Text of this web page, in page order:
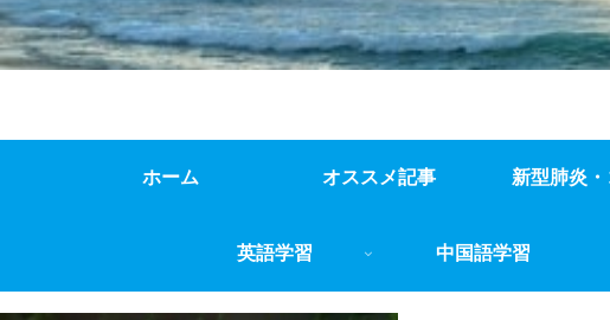
ホーム オススメ記事 新型肺炎
英語学習 中国語学習